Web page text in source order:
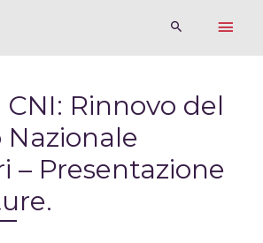
Rinnovo del
Nazionale
– Presentazione